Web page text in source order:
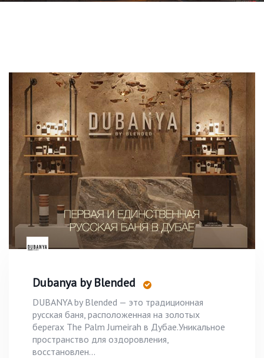
Dubanya by Blended
DUBANYA by Blended — это традиционная
русская баня, расположенная на золотых
берегах The Palm Jumeirah в Дубае.Уникальное
пространство для оздоровления,
восстановлен...